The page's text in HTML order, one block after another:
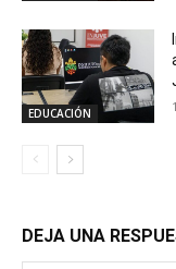
EDUCACIÓN
DEJA UNA